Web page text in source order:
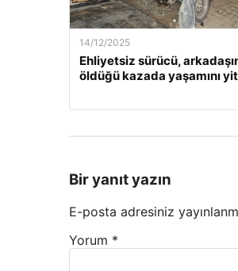
14/12/2025
Ehliyetsiz sürücü,
öldüğü kazada yaşamını
Bir yanıt yazın
E-posta adresiniz
Yorum *